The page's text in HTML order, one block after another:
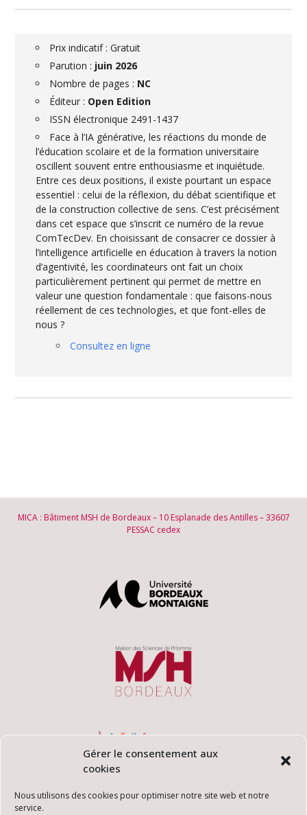
Gérer le consentement aux
cookies
Nous utilisons des cookies pour optimiser notre site web et notre
service.
Prix indicatif : Gratuit
Parution : juin 2026
Nombre de pages : NC
Éditeur : Open Edition
ISSN électronique 2491-1437
Face à l’IA générative, les réactions du monde de
l’éducation scolaire et de la formation universitaire
oscillent souvent entre enthousiasme et inquiétude.
Entre ces deux positions, il existe pourtant un espace
essentiel : celui de la réflexion, du débat scientifique et
de la construction collective de sens. C’est précisément
dans cet espace que s’inscrit ce numéro de la revue
ComTecDev. En choisissant de consacrer ce dossier à
l’intelligence artificielle en éducation à travers la notion
d’agentivité, les coordinateurs ont fait un choix
particulièrement pertinent qui permet de mettre en
valeur une question fondamentale : que faisons-nous
réellement de ces technologies, et que font-elles de
nous ?
Consultez en ligne
MICA : Bâtiment MSH de Bordeaux – 10 Esplanade des Antilles – 33607
PESSAC cedex